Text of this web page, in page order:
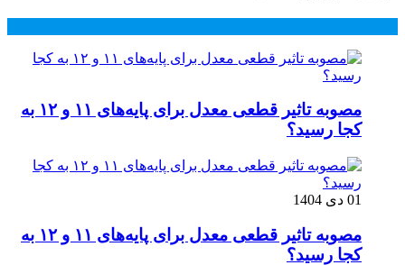
مصوبه تاثیر قطعی معدل برای پایه‌های ۱۱ و ۱۲ به
کجا رسید؟
01 دی 1404
مصوبه تاثیر قطعی معدل برای پایه‌های ۱۱ و ۱۲ به
کجا رسید؟